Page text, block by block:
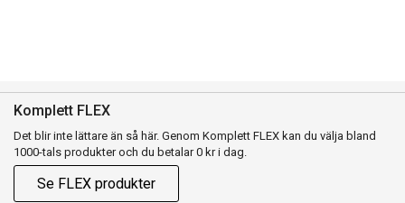
Komplett FLEX
Det blir inte lättare än så här. Genom Komplett FLEX kan du välja bland
1000-tals produkter och du betalar 0 kr i dag.
Se FLEX produkter